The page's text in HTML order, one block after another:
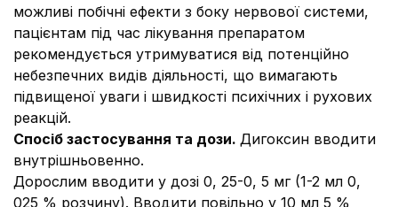
можливі побічні ефекти з боку нервової системи,
пацієнтам під час лікування препаратом
рекомендується утримуватися від потенційно
небезпечних видів діяльності, що вимагають
підвищеної уваги і швидкості психічних і рухових
реакцій.
Спосіб застосування та дози. Дигоксин вводити
внутрішньовенно.
Дорослим вводити у дозі 0, 25-0, 5 мг (1-2 мл 0,
025 % розчину). Вводити повільно у 10 мл 5 %